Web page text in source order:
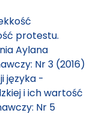
protestu.
Aylana
Nr 3 (2016)
języka -
i ich wartość
Nr 5